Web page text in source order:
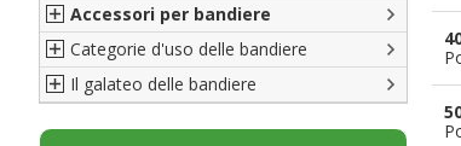
Britanniche
Resto del Mondo
Bandiere di Orgoglio Bresciano
Organizzazioni internazionali
Diplomatiche
Accessori per bandiere
Accessori per bandiere
Accessori per bandiere da tavolo
Categorie d'uso delle bandiere
Bandiere segnavento
Il galateo delle bandiere